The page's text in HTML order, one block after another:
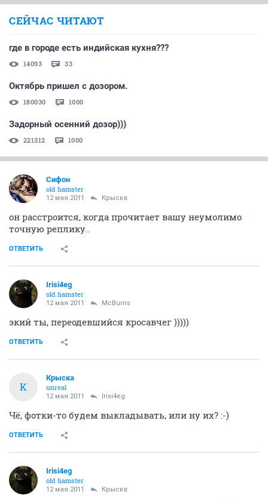
СЕЙЧАС ЧИТАЮТ
где в городе есть индийская кухня???
14093 33
Октябрь пришел с дозором.
180030 1000
Задорный осенний дозор)))
221312 1000
Сифон
old hamster
12 мая 2011 Крыска
он расстроится, когда прочитает вашу неумолимо
точную реплику..
ОТВЕТИТЬ
Irisi4eg
old hamster
12 мая 2011 McBurns
экий ты, переодевшийся кросавчег )))))
ОТВЕТИТЬ
К
Крыска
unreal
12 мая 2011 Irisi4eg
Чё, фотки-то будем выкладывать, или ну их? :-)
ОТВЕТИТЬ
Irisi4eg
old hamster
12 мая 2011 Крыска